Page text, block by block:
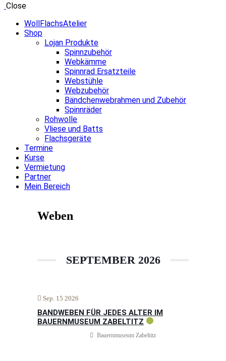
Close
WollFlachsAtelier
Shop
Lojan Produkte
Spinnzubehör
Webkämme
Spinnrad Ersatzteile
Webstühle
Webzubehör
Bändchenwebrahmen und Zubehör
Spinnräder
Rohwolle
Vliese und Batts
Flachsgeräte
Termine
Kurse
Vermietung
Partner
Mein Bereich
Weben
SEPTEMBER 2026
Sep. 15 2026
BANDWEBEN FÜR JEDES ALTER IM
BAUERNMUSEUM ZABELTITZ
Bauernmuseum Zabeltitz